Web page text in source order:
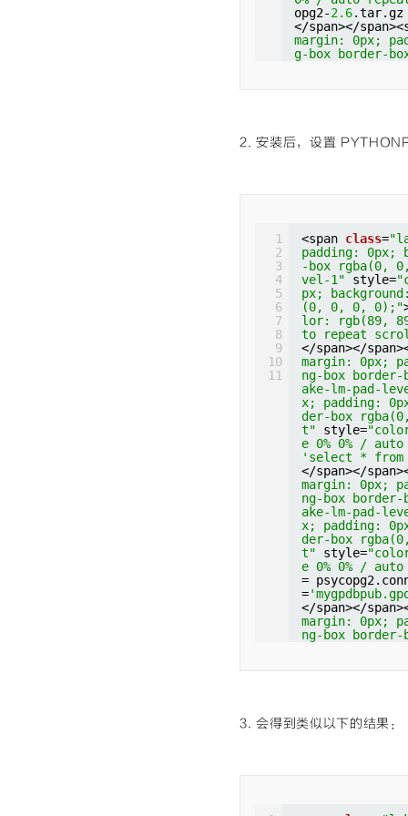
ng-box
ake-lm-pad-
x; padding:
der-box
</span></
margin: 0px;
e 0% 0% /
c static void
margin: 0px;
ng-box
style= "color:
ne 0% 0% /
pan><span
padding: 0px;
-box rgba(0,
rgb(153, 153,
repeat scroll
="cm-bracket"
ackground:
0, 0);">{</
</span></
margin: 0px;
ng-box
ake-lm-pad-
x; padding:
der-box
t" style=
e 0% 0% /
span class=
ng: 0px;
rgba(0, 0, 0,
</span></
margin: 0px;
ng-box
ake-lm-pad-
x; padding:
der-box
(153, 153,
opg2-2.6.tar.gz
</span></
margin: 0px;
g-box border-
-
2.6
</span></
"color:
0% / auto
p.py build
</span></
margin: 0px;
g-box border-
e-lm-pad-level-
padding: 0px;
box rgba(0,
yle="color:
0% / auto
setup.py
2. 安装后，设置
1
2
3
4
5
6
7
8
9
10
11
<span class=
padding: 0px;
-box rgba(0,
vel-1"
style=
px;
(0, 0, 0, 0);"
lor: rgb(89,
to repeat
</span></
margin: 0px;
ng-box
ake-lm-pad-
x; padding:
der-box
t"
style=
e 0% 0% /
'select * from
</span></
margin: 0px;
ng-box
ake-lm-pad-
x; padding:
der-box
t"
style=
e 0% 0% /
=
=
</span></
margin: 0px;
ng-box
autocommit =
</span></
style=
3. 会得到类似以下的结果：